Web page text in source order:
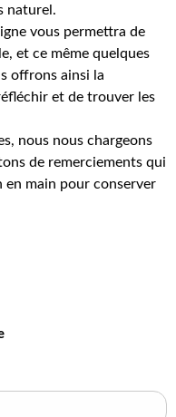
naturel.
vous permettra de
et ce même quelques
offrons ainsi la
et de trouver les
nous nous chargeons
de remerciements qui
en main pour conserver